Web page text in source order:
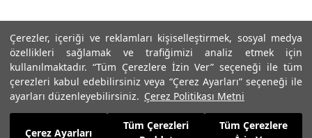
Çerezler, içeriği ve reklamları kişiselleştirmek, sosyal medya
özellikleri sağlamak ve trafiğimizi analiz etmek için
kullanılmaktadır. “Tüm Çerezlere İzin Ver” seçeneği ile tüm
çerezleri kabul edebilirsiniz veya “Çerez Ayarları” seçeneği ile
ayarları düzenleyebilirsiniz. Çerez Politikası Metni
Çerez Ayarları
Tüm Çerezleri
Tüm Çerezlere
6.005,99 TL
© 2025 Roman® Tüm Hakları Saklıdır, İzinsiz kullanılamaz